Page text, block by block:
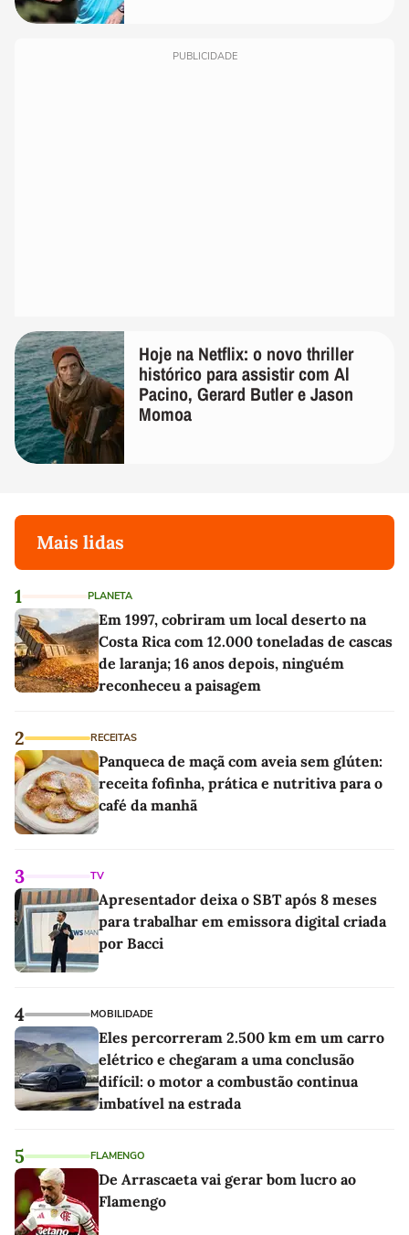
PUBLICIDADE
Hoje na Netflix: o novo thriller
histórico para assistir com Al
Pacino, Gerard Butler e Jason
Momoa
Mais lidas
1 PLANETA
Em 1997, cobriram um local deserto na
Costa Rica com 12.000 toneladas de cascas
de laranja; 16 anos depois, ninguém
reconheceu a paisagem
2 RECEITAS
Panqueca de maçã com aveia sem glúten:
receita fofinha, prática e nutritiva para o
café da manhã
3 TV
Apresentador deixa o SBT após 8 meses
para trabalhar em emissora digital criada
por Bacci
4 MOBILIDADE
Eles percorreram 2.500 km em um carro
elétrico e chegaram a uma conclusão
difícil: o motor a combustão continua
imbatível na estrada
5 FLAMENGO
De Arrascaeta vai gerar bom lucro ao
Flamengo